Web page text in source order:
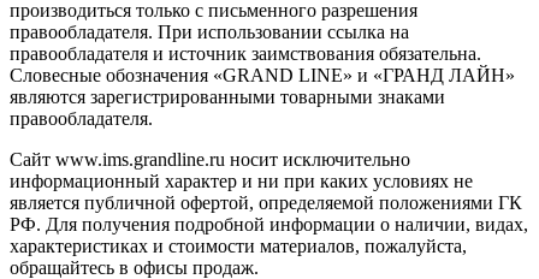
производиться только с письменного разрешения
правообладателя. При использовании ссылка на
правообладателя и источник заимствования обязательна.
Словесные обозначения «GRAND LINE» и «ГРАНД ЛАЙН»
являются зарегистрированными товарными знаками
правообладателя.
Сайт www.ims.grandline.ru носит исключительно
информационный характер и ни при каких условиях не
является публичной офертой, определяемой положениями ГК
РФ. Для получения подробной информации о наличии, видах,
характеристиках и стоимости материалов, пожалуйста,
обращайтесь в офисы продаж.